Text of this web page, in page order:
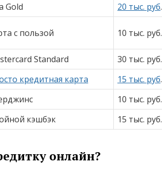
Gold 20 тыс. руб.
с пользой 10 тыс. руб.
Standard 30 тыс. руб.
кредитная карта 15 тыс. руб.
10 тыс. руб.
кэшбэк 15 тыс. руб.
онлайн?